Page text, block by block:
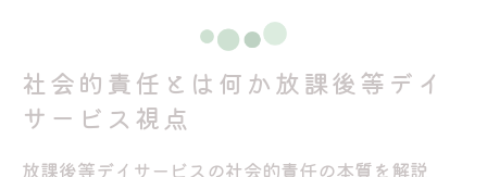
社会的責任とは何か放課後等デイ
サービス視点
放課後等デイサービスの社会的責任の本質を解説